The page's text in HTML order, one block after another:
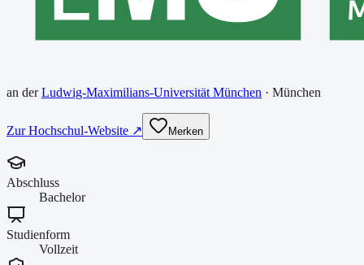
an derLudwig-Maximilians-Universität München · München
Zur Hochschul-Website ↗ Merken
Abschluss
Bachelor
Studienform
Vollzeit